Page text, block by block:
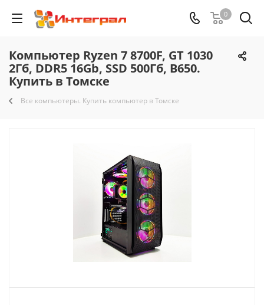
0
Компьютер Ryzen 7 8700F, GT 1030
2Гб, DDR5 16Gb, SSD 500Гб, B650.
Купить в Томске
Все компьютеры. Купить компьютер в Томске